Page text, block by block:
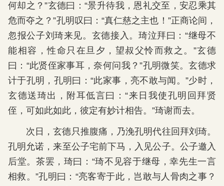
何却之？”玄德曰：“景升待我，恩礼交至，安忍乘其
危而夺之？”孔明叹曰：“真仁慈之主也！”正商论间，
忽报公子刘琦来见。玄德接入。琦泣拜曰：“继母不
能相容，性命只在旦夕，望叔父怜而救之。”玄德
曰：“此贤侄家事耳，奈何问我？”孔明微笑。玄德求
计于孔明，孔明曰：“此家事，亮不敢与闻。”少时，
玄德送琦出，附耳低言曰：“来日我使孔明回拜贤
侄，可如此如此，彼定有妙计相告。”琦谢而去。
次日，玄德只推腹痛，乃浼孔明代往回拜刘琦。
孔明允诺，来至公子宅前下马，入见公子。公子邀入
后堂。茶罢，琦曰：“琦不见容于继母，幸先生一言
相救。”孔明曰：“亮客寄于此，岂敢与人骨肉之事？